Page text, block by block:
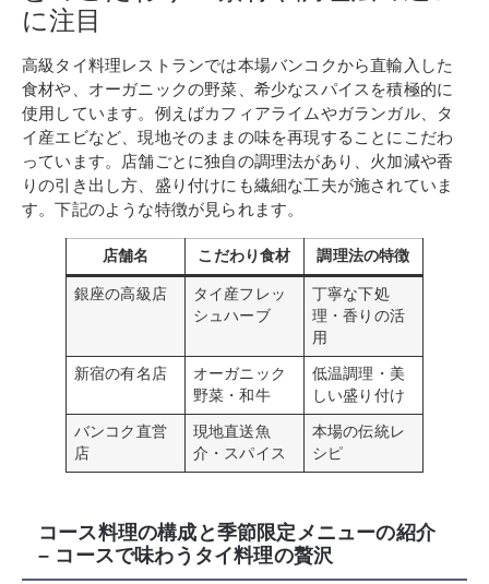
に注目
高級タイ料理レストランでは本場バンコクから直輸入した
食材や、オーガニックの野菜、希少なスパイスを積極的に
使用しています。例えばカフィアライムやガランガル、タ
イ産エビなど、現地そのままの味を再現することにこだわ
っています。店舗ごとに独自の調理法があり、火加減や香
りの引き出し方、盛り付けにも繊細な工夫が施されていま
す。下記のような特徴が見られます。
店舗名 こだわり食材 調理法の特徴
銀座の高級店
タイ産フレッ
シュハーブ
丁寧な下処
理・香りの活
用
新宿の有名店
オーガニック
野菜・和牛
低温調理・美
しい盛り付け
バンコク直営
店
現地直送魚
介・スパイス
本場の伝統レ
シピ
コース料理の構成と季節限定メニューの紹介
– コースで味わうタイ料理の贅沢